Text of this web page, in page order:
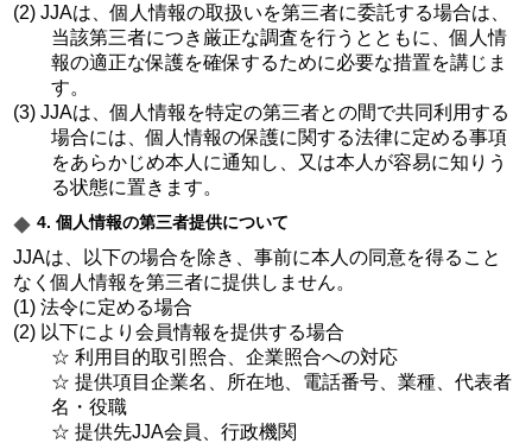
(2) JJAは、個人情報の取扱いを第三者に委託する場合は、
当該第三者につき厳正な調査を行うとともに、個人情
報の適正な保護を確保するために必要な措置を講じま
す。
(3) JJAは、個人情報を特定の第三者との間で共同利用する
場合には、個人情報の保護に関する法律に定める事項
をあらかじめ本人に通知し、又は本人が容易に知りう
る状態に置きます。
4. 個人情報の第三者提供について
JJAは、以下の場合を除き、事前に本人の同意を得ること
なく個人情報を第三者に提供しません。
(1) 法令に定める場合
(2) 以下により会員情報を提供する場合
☆ 利用目的取引照合、企業照合への対応
☆ 提供項目企業名、所在地、電話番号、業種、代表者
名・役職
☆ 提供先JJA会員、行政機関